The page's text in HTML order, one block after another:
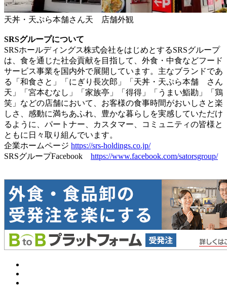
天丼・天ぷら本舗さん天 店舗外観
SRSグループについて
SRSホールディングス株式会社をはじめとするSRSグループ
は、食を通じた社会貢献を目指して、外食・中食などフード
サービス事業を国内外で展開しています。主なブランドであ
る「和食さと」「にぎり長次郎」「天丼・天ぷら本舗 さん
天」「宮本むなし」「家族亭」「得得」「うまい鮨勘」「鶏
笑」などの店舗において、お客様の食事時間がおいしさと楽
しさ、感動に満ちあふれ、豊かな暮らしを実感していただけ
るように、パートナー、カスタマー、コミュニティの皆様と
ともに日々取り組んでいます。
企業ホームページ https://srs-holdings.co.jp/
SRSグループFacebook https://www.facebook.com/satorsgroup/